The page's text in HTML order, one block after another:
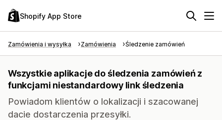
Shopify App Store
Zamówienia i wysyłka Zamówienia Śledzenie zamówień
Wszystkie aplikacje do śledzenia zamówień z
funkcjami niestandardowy link śledzenia
Powiadom klientów o lokalizacji i szacowanej
dacie dostarczenia przesyłki.